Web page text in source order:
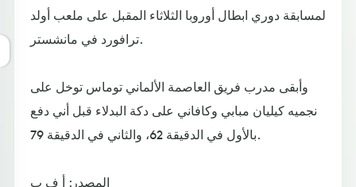
لمسابقة دوري ابطال أوروبا الثلاثاء المقبل على ملعب أولد
ترافورد في مانشستر.
وأبقى مدرب فريق العاصمة الألماني توماس توخل على
نجميه كيليان مبابي وكافاني على دكة البدلاء قبل أني دفع
بالأول في الدقيقة 62، والثاني في الدقيقة 79.
المصدر: أ ف ب